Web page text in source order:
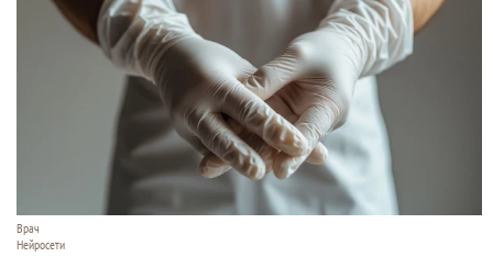
Врач
Нейросети